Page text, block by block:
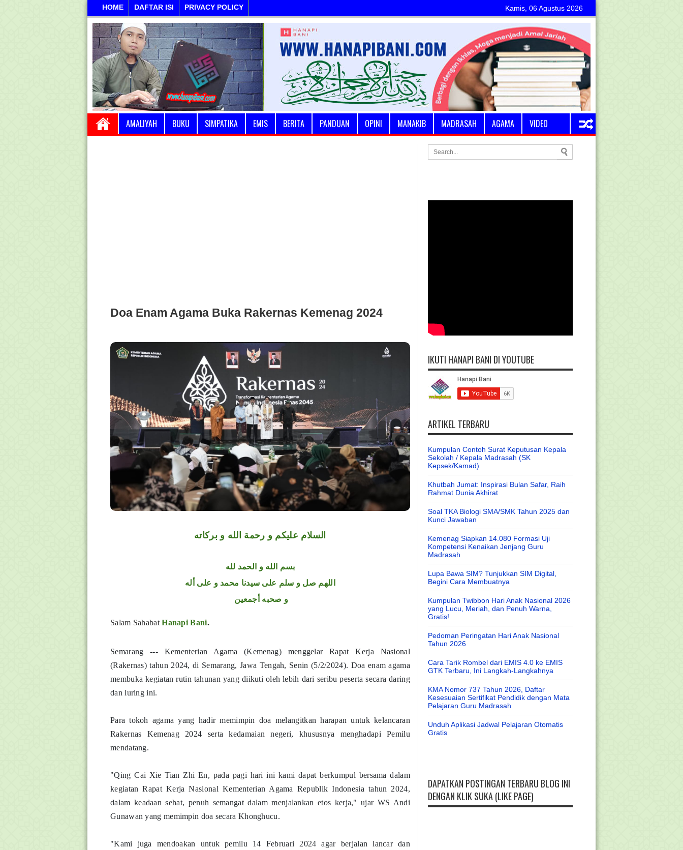
HOME DAFTAR ISI PRIVACY POLICY Kamis, 06 Agustus 2026
AMALIYAH BUKU SIMPATIKA EMIS BERITA PANDUAN OPINI MANAKIB MADRASAH AGAMA VIDEO
Doa Enam Agama Buka Rakernas Kemenag 2024
السلام عليكم و رحمة الله و بركاته
بسم الله و الحمد لله
اللهم صل و سلم على سيدنا محمد و على أله
و صحبه أجمعين
Salam SahabatHanapi Bani.
Semarang --- Kementerian Agama (Kemenag) menggelar Rapat Kerja Nasional
(Rakernas) tahun 2024, di Semarang, Jawa Tengah, Senin (5/2/2024). Doa enam agama
membuka kegiatan rutin tahunan yang diikuti oleh lebih dari seribu peserta secara daring
dan luring ini.
Para tokoh agama yang hadir memimpin doa melangitkan harapan untuk kelancaran
Rakernas Kemenag 2024 serta kedamaian negeri, khususnya menghadapi Pemilu
mendatang.
"Qing Cai Xie Tian Zhi En, pada pagi hari ini kami dapat berkumpul bersama dalam
kegiatan Rapat Kerja Nasional Kementerian Agama Republik Indonesia tahun 2024,
dalam keadaan sehat, penuh semangat dalam menjalankan etos kerja," ujar WS Andi
Gunawan yang memimpin doa secara Khonghucu.
"Kami juga mendoakan untuk pemilu 14 Februari 2024 agar berjalan lancar dan
IKUTI HANAPI BANI DI YOUTUBE
ARTIKEL TERBARU
Kumpulan Contoh Surat Keputusan Kepala
Sekolah / Kepala Madrasah (SK
Kepsek/Kamad)
Khutbah Jumat: Inspirasi Bulan Safar, Raih
Rahmat Dunia Akhirat
Soal TKA Biologi SMA/SMK Tahun 2025 dan
Kunci Jawaban
Kemenag Siapkan 14.080 Formasi Uji
Kompetensi Kenaikan Jenjang Guru
Madrasah
Lupa Bawa SIM? Tunjukkan SIM Digital,
Begini Cara Membuatnya
Kumpulan Twibbon Hari Anak Nasional 2026
yang Lucu, Meriah, dan Penuh Warna,
Gratis!
Pedoman Peringatan Hari Anak Nasional
Tahun 2026
Cara Tarik Rombel dari EMIS 4.0 ke EMIS
GTK Terbaru, Ini Langkah-Langkahnya
KMA Nomor 737 Tahun 2026, Daftar
Kesesuaian Sertifikat Pendidik dengan Mata
Pelajaran Guru Madrasah
Unduh Aplikasi Jadwal Pelajaran Otomatis
Gratis
DAPATKAN POSTINGAN TERBARU BLOG INI
DENGAN KLIK SUKA (LIKE PAGE)